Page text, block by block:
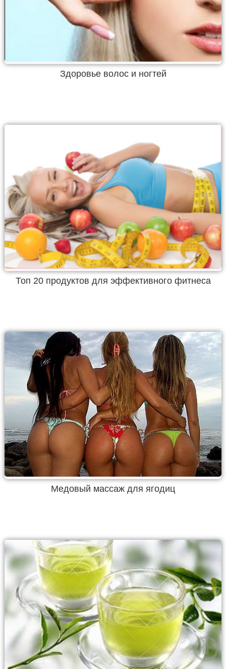
Здоровье волос и ногтей
Топ 20 продуктов для эффективного фитнеса
Медовый массаж для ягодиц